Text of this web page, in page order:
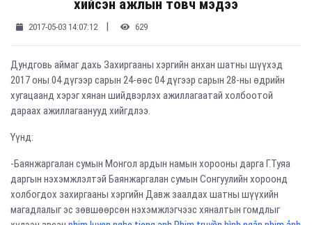
хийсэн ажлын товч мэдээ
2017-05-03 14:07:12| 629
Дундговь аймаг дахь Захиргааны хэргийн анхан шатны шүүхэд
2017 оны 04 дүгээр сарын 24-өөс 04 дүгээр сарын 28-ны өдрийн
хугацаанд хэрэг хянан шийдвэрлэх ажиллагаатай холбоотой
дараах ажиллагаанууд хийгдлээ.
Үүнд:
-Баянжаргалан сумын Монгол ардын намын хорооны дарга Г.Туяа
даргын нэхэмжлэлтэй Баянжаргалан сумын Сонгуулийн хороонд
холбогдох захиргааны хэргийн Давж заалдах шатны шүүхийн
магадлалыг эс зөвшөөрсөн нэхэмжлэгчээс хяналтын гомдлыг